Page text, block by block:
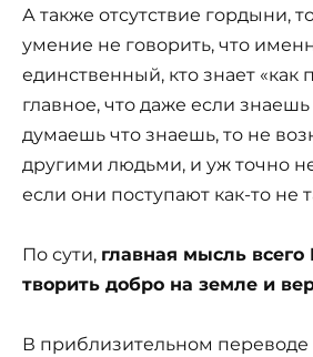
А также отсутствие гордыни,
умение не говорить, что
единственный, кто знает «как
главное, что даже если
думаешь что знаешь, то не
другими людьми, и уж точно
если они поступают как-то не
По сути, главная мысль всего
творить добро на земле и
В приблизительном переводе